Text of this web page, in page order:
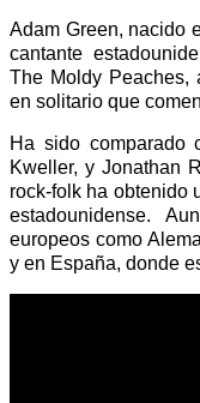
Adam Green, nacido
cantante
The Moldy Peaches,
en solitario que
Ha sido comparado
Kweller, y Jonathan
rock-folk ha obtenido
estadounidense.
europeos como
y en España, donde